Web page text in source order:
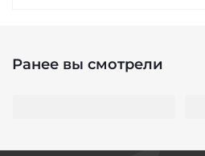
Ранее вы смотрели